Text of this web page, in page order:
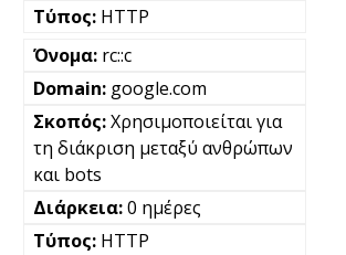
HTTP
rc::c
google.com
Χρησιμοποιείται για
τη διάκριση μεταξύ ανθρώπων
και bots
0 ημέρες
HTTP